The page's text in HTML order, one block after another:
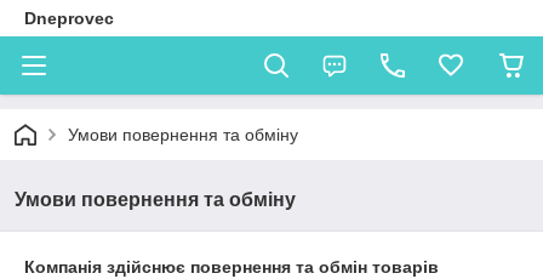
Dneprovec
Умови повернення та обміну
Умови повернення та обміну
Компанія здійснює повернення та обмін товарів